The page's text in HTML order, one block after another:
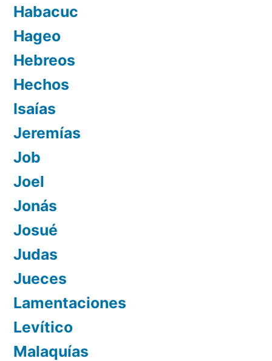
Habacuc
Hageo
Hebreos
Hechos
Isaías
Jeremías
Job
Joel
Jonás
Josué
Judas
Jueces
Lamentaciones
Levítico
Malaquías